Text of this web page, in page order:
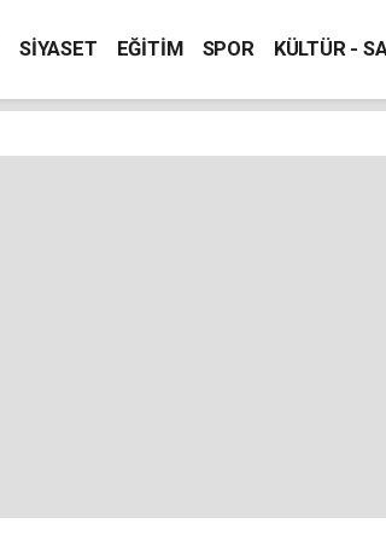
SİYASET EĞİTİM SPOR KÜLTÜR -